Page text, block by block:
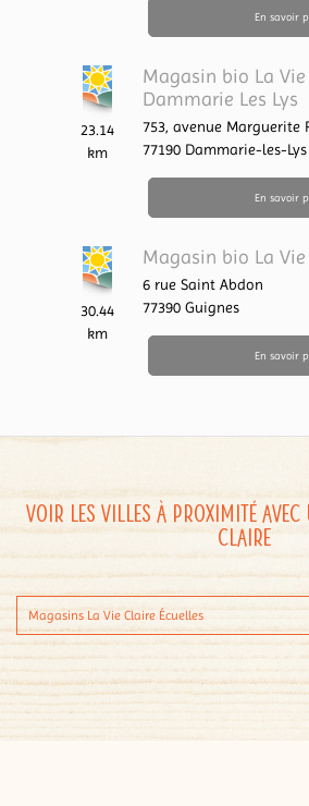
En savoir
23.14
km
Magasin bio La
Dammarie Les Lys
753, avenue Marguerite
77190 Dammarie-les-Lys
En savoir
30.44
km
Magasin bio La
6 rue Saint Abdon
77390 Guignes
En savoir
Voir les villes à proximité avec
Claire
Magasins La Vie Claire Écuelles